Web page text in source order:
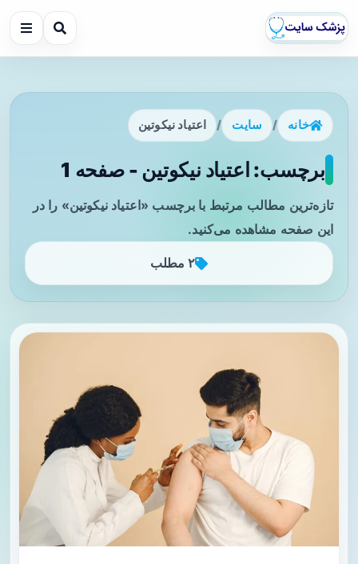
خانه / سایت / اعتیاد نیکوتین
برچسب: اعتیاد نیکوتین - صفحه 1
تازه‌ترین مطالب مرتبط با برچسب «اعتیاد نیکوتین» را در
این صفحه مشاهده می‌کنید.
۲ مطلب